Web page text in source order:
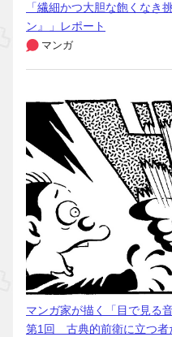
「繊細かつ大胆な飽くなき
ン』」レポート
マンガ
マンガ家が描く「目で見る音
第1回 古典的前衛に立つ者